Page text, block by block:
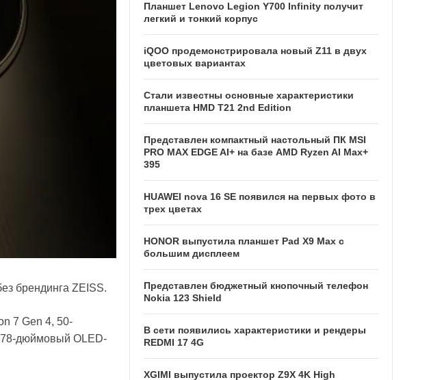
брендинга ZEISS.
7 Gen 4, 50-
дюймовый OLED-
Планшет Lenovo Legion Y700 Infinity получит
легкий и тонкий корпус
iQOO продемонстрировала новый Z11 в двух
цветовых вариантах
Стали известны основные характеристики
планшета HMD T21 2nd Edition
Представлен компактный настольный ПК MSI
PRO MAX EDGE AI+ на базе AMD Ryzen AI Max+
395
HUAWEI nova 16 SE появился на первых фото в
трех цветах
HONOR выпустила планшет Pad X9 Max с
большим дисплеем
Представлен бюджетный кнопочный телефон
Nokia 123 Shield
В сети появились характеристики и рендеры
REDMI 17 4G
XGIMI выпустила проектор Z9X 4K High